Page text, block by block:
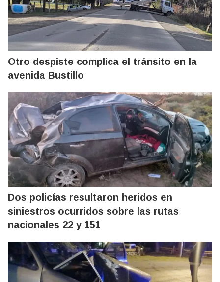
Otro despiste complica el tránsito en la
avenida Bustillo
Dos policías resultaron heridos en
siniestros ocurridos sobre las rutas
nacionales 22 y 151